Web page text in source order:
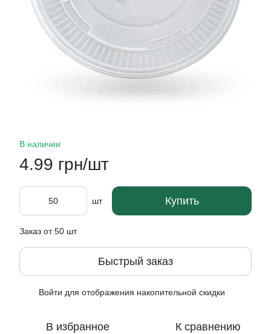
В наличии
4.99 грн/шт
шт Купить
Заказ от 50 шт
Быстрый заказ
Войти для отображения накопительной скидки
В избранное К сравнению